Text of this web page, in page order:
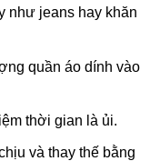
như jeans hay khăn
quần áo dính vào
thời gian là ủi.
và thay thế bằng